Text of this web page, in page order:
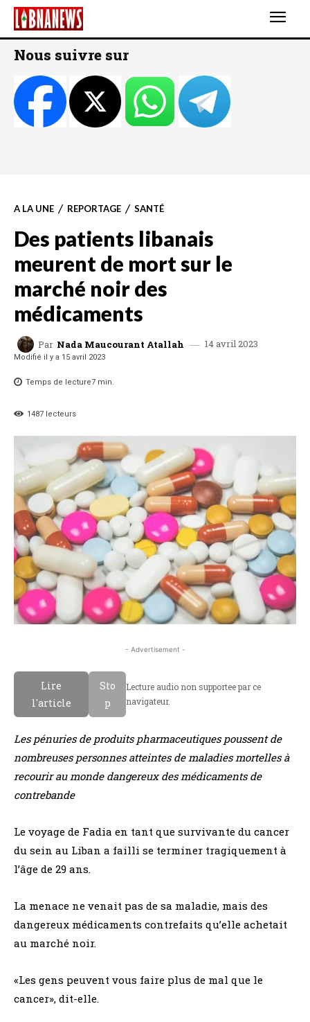
Nous suivre sur
A LA UNE REPORTAGE SANTÉ
Des patients libanais
meurent de mort sur le
marché noir des
médicaments
Par Nada Maucourant Atallah 14 avril 2023
Modifié il y a 15 avril 2023
Temps de lecture7 min.
1487 lecteurs
- Advertisement -
Lire
l'article
Sto
p
Lecture audio non supportee par ce
navigateur.
Les pénuries de produits pharmaceutiques poussent de
nombreuses personnes atteintes de maladies mortelles à
recourir au monde dangereux des médicaments de
contrebande
Le voyage de Fadia en tant que survivante du cancer
du sein au Liban a failli se terminer tragiquement à
l’âge de 29 ans.
La menace ne venait pas de sa maladie, mais des
dangereux médicaments contrefaits qu’elle achetait
au marché noir.
«Les gens peuvent vous faire plus de mal que le
cancer», dit-elle.